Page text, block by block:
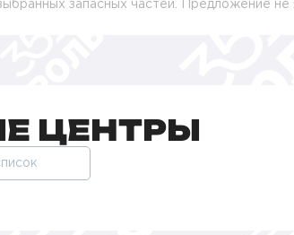
запасных частей. Предложение
ЦЕНТРЫ